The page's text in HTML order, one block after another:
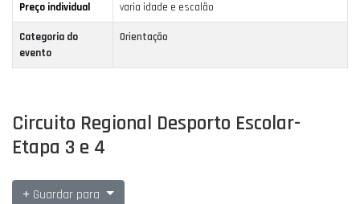
Preço individual varia idade e escalão
Categoria do
evento
Orientação
Circuito Regional Desporto Escolar-
Etapa 3 e 4
Guardar para